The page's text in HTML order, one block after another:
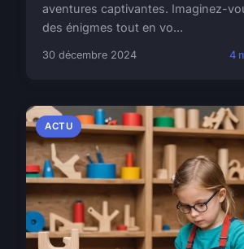
aventures captivantes. Imaginez-
des énigmes tout en vo...
30 décembre 2024 4
ACTU